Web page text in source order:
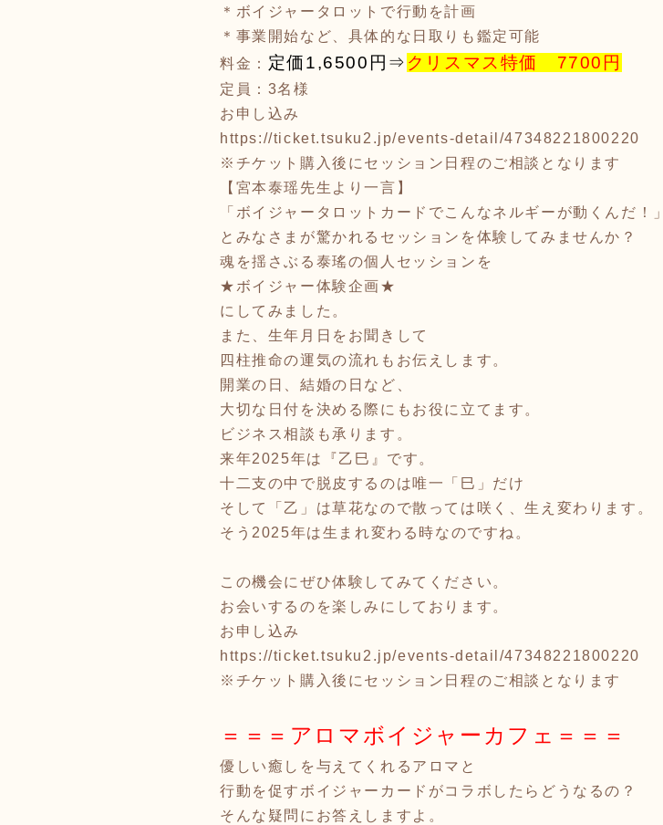
＊ボイジャータロットで行動を計画
＊事業開始など、具体的な日取りも鑑定可能
料金： 定価1,6500円⇒ クリスマス特価 7700円
定員：3名様
お申し込み
https://ticket.tsuku2.jp/events-detail/47348221800220
※チケット購入後にセッション日程のご相談となります
【宮本泰瑶先生より一言】
「ボイジャータロットカードでこんなネルギーが動くんだ！」
とみなさまが驚かれるセッションを体験してみませんか？
魂を揺さぶる泰瑤の個人セッションを
★ボイジャー体験企画★
にしてみました。
また、生年月日をお聞きして
四柱推命の運気の流れもお伝えします。
開業の日、結婚の日など、
大切な日付を決める際にもお役に立てます。
ビジネス相談も承ります。
来年2025年は『乙巳』です。
十二支の中で脱皮するのは唯一「巳」だけ
そして「乙」は草花なので散っては咲く、生え変わります。
そう2025年は生まれ変わる時なのですね。
この機会にぜひ体験してみてください。
お会いするのを楽しみにしております。
お申し込み
https://ticket.tsuku2.jp/events-detail/47348221800220
※チケット購入後にセッション日程のご相談となります
＝＝＝アロマボイジャーカフェ＝＝＝
優しい癒しを与えてくれるアロマと
行動を促すボイジャーカードがコラボしたらどうなるの？
そんな疑問にお答えしますよ。